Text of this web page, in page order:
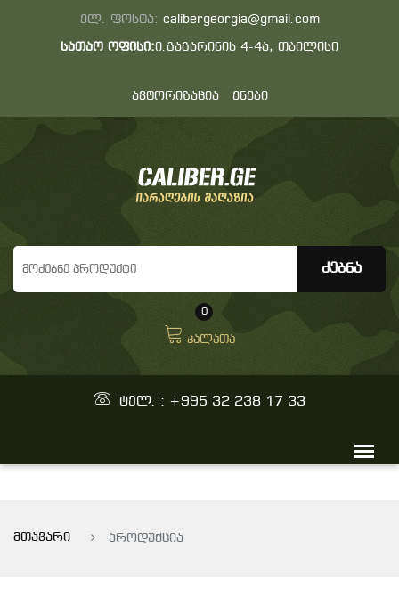
ელ. ფოსტა: calibergeorgia@gmail.com
სათაო ოფისი:ი.გაგარინის 4-4ა, თბილისი
ავტორიზაცია ენები
0
კალათა
ტელ. : +995 32 238 17 33
მთავარი პროდუქცია